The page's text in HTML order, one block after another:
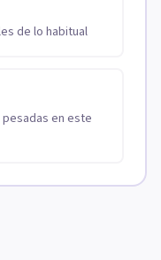
de lo habitual
en este